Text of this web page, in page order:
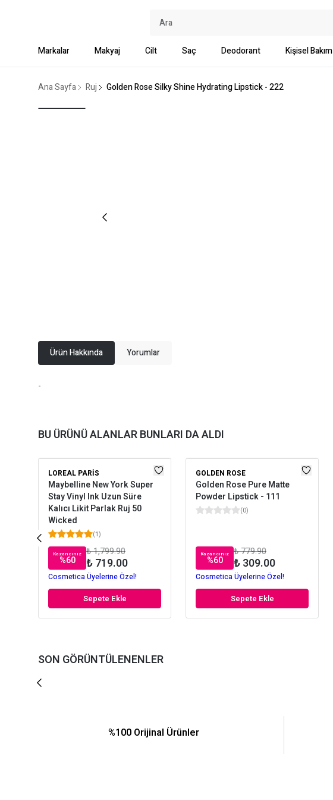
Markalar Makyaj Cilt Saç Deodorant Kişisel Bakım
Ana Sayfa Ruj Golden Rose Silky Shine Hydrating Lipstick - 222
Ürün Hakkında Yorumlar
-
BU ÜRÜNÜ ALANLAR BUNLARI DA ALDI
LOREAL PARIS
Maybelline New York Super
Stay Vinyl Ink Uzun Süre
Kalıcı Likit Parlak Ruj 50
Wicked
(1)
Kazancınız
%60
₺ 1,799.90
₺ 719.00
Cosmetica Üyelerine Özel!
Sepete Ekle
GOLDEN ROSE
Golden Rose Pure Matte
Powder Lipstick - 111
(0)
Kazancınız
%60
₺ 779.90
₺ 309.00
Cosmetica Üyelerine Özel!
Sepete Ekle
SON GÖRÜNTÜLENENLER
%100 Orijinal Ürünler